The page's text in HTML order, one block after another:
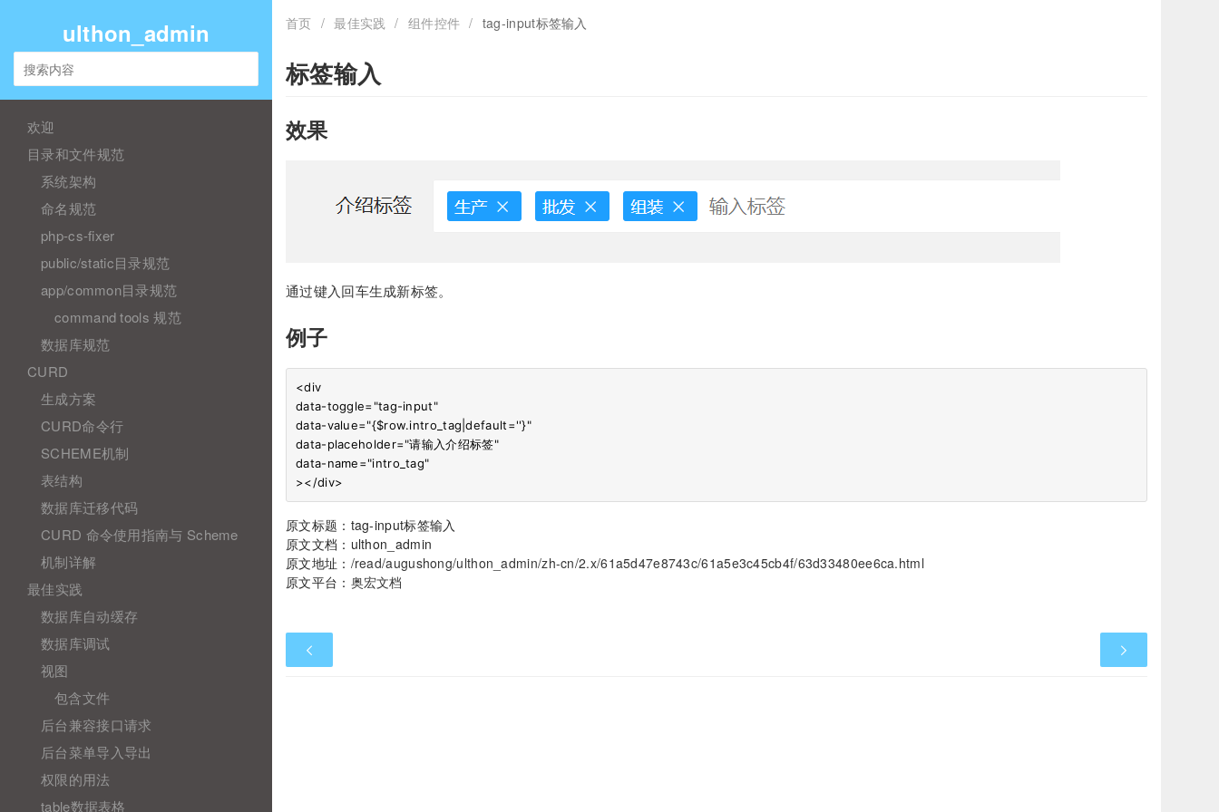
ulthon_admin
欢迎
目录和文件规范
系统架构
命名规范
php-cs-fixer
public/static目录规范
app/common目录规范
command tools 规范
数据库规范
CURD
生成方案
CURD命令行
SCHEME机制
表结构
数据库迁移代码
CURD 命令使用指南与 Scheme
机制详解
最佳实践
数据库自动缓存
数据库调试
视图
包含文件
后台兼容接口请求
后台菜单导入导出
权限的用法
table数据表格
首页 / 最佳实践 / 组件控件 / tag-input标签输入
标签输入
效果
通过键入回车生成新标签。
例子
<div
data-toggle="tag-input"
data-value="{$row.intro_tag|default=''}"
data-placeholder="请输入介绍标签"
data-name="intro_tag"
原文标题：tag-input标签输入
原文文档：ulthon_admin
原文地址： /read/augushong/ulthon_admin/zh-cn/2.x/61a5d47e8743c/61a5e3c45cb4f/63d33480ee6ca.html
原文平台： 奥宏文档